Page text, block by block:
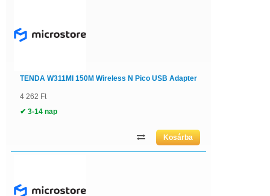
TENDA W311MI 150M Wireless N Pico USB Adapter
4 262 Ft
✔ 3-14 nap